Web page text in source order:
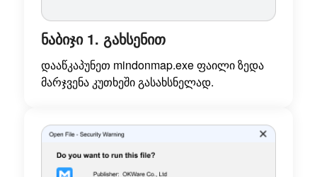
ნაბიჯი 1. გახსენით
დააწკაპუნეთ mindonmap.exeფაილი ზედა
მარჯვენა კუთხეში გასახსნელად.